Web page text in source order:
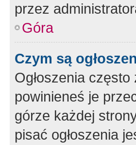
przez
Góra
Czym są
Ogłoszenia
powinieneś je
górze każdej
pisać ogłoszenia